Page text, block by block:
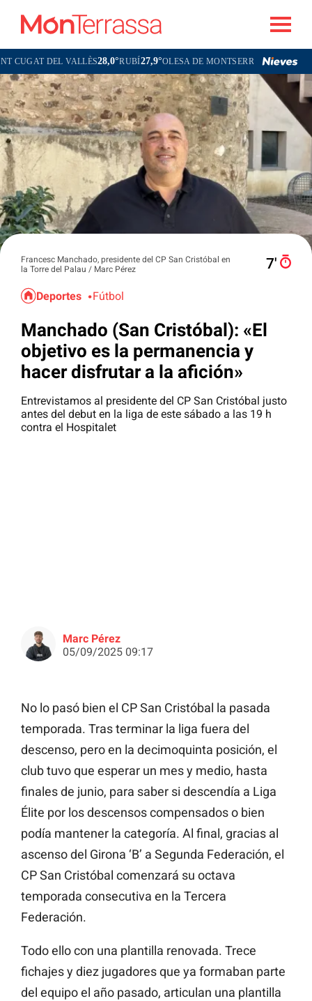
VALLÈS 28,0°RUBÍ27,9°OLESA DE MONTSERRAT28,0°
Francesc Manchado, presidente del CP San Cristóbal en
la Torre del Palau / Marc Pérez
7′
Deportes Fútbol
Manchado (San Cristóbal): «El
objetivo es la permanencia y
hacer disfrutar a la afición»
Entrevistamos al presidente del CP San Cristóbal justo
antes del debut en la liga de este sábado a las 19 h
contra el Hospitalet
Marc Pérez
05/09/2025 09:17
No lo pasó bien el CP San Cristóbal la pasada
temporada. Tras terminar la liga fuera del
descenso, pero en la decimoquinta posición, el
club tuvo que esperar un mes y medio, hasta
finales de junio, para saber si descendía a Liga
Élite por los descensos compensados o bien
podía mantener la categoría. Al final, gracias al
ascenso del Girona ‘B’ a Segunda Federación, el
CP San Cristóbal comenzará su octava
temporada consecutiva en la Tercera
Federación.
Todo ello con una plantilla renovada. Trece
fichajes y diez jugadores que ya formaban parte
del equipo el año pasado, articulan una plantilla